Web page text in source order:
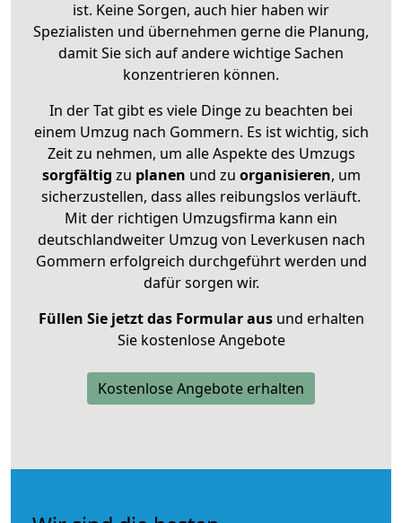
ist. Keine Sorgen, auch hier haben wir
Spezialisten und übernehmen gerne die Planung,
damit Sie sich auf andere wichtige Sachen
konzentrieren können.
In der Tat gibt es viele Dinge zu beachten bei
einem Umzug nach Gommern. Es ist wichtig, sich
Zeit zu nehmen, um alle Aspekte des Umzugs
sorgfältig zu planen und zu organisieren, um
sicherzustellen, dass alles reibungslos verläuft.
Mit der richtigen Umzugsfirma kann ein
deutschlandweiter Umzug von Leverkusen nach
Gommern erfolgreich durchgeführt werden und
dafür sorgen wir.
Füllen Sie jetzt das Formular ausund erhalten
Sie kostenlose Angebote
Kostenlose Angebote erhalten